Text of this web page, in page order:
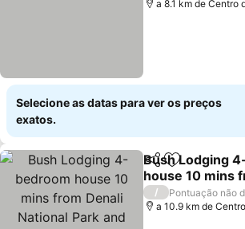
a 8.1 km de Centro
Selecione as datas para ver os preços
exatos.
PartilharAdicionar
Bush Lodging
house 10 mins
Denali National
Preserve
Ver preços
/
Pontuação não
a 10.9 km de